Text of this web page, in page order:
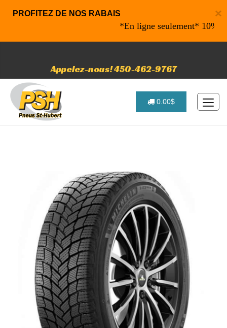
×
PROFITEZ DE NOS RABAIS
*En ligne seulement* 10% de
Appelez-nous! 450-462-9767
0.00$